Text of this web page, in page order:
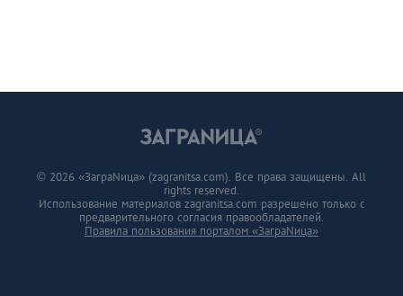
© 2026 «ЗаграNица» (zagranitsa.com). Все права защищены. All
rights reserved.
Использование материалов zagranitsa.com разрешено только с
предварительного согласия правообладателей.
Правила пользования порталом «ЗаграNица»